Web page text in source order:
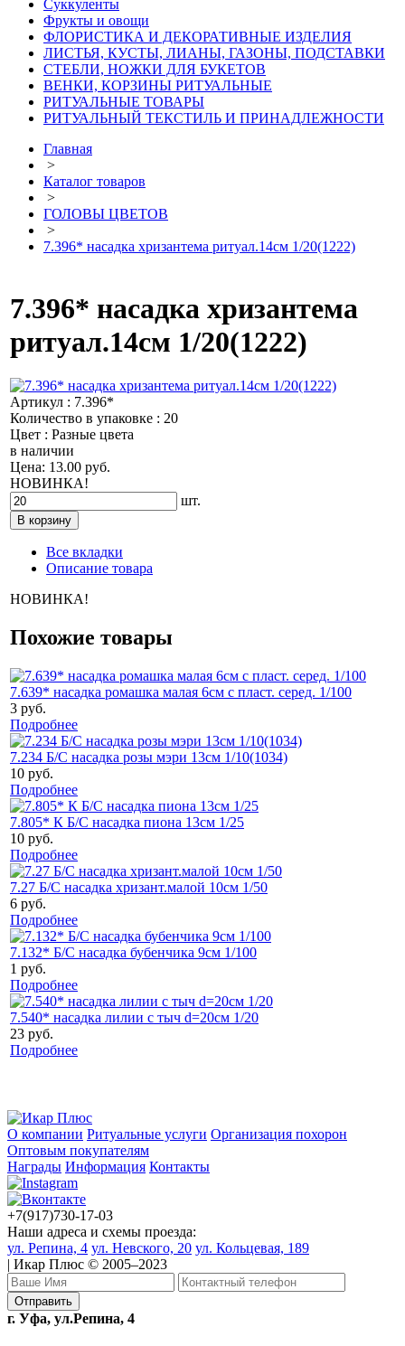
Суккуленты
Фрукты и овощи
ФЛОРИСТИКА И ДЕКОРАТИВНЫЕ ИЗДЕЛИЯ
ЛИСТЬЯ, КУСТЫ, ЛИАНЫ, ГАЗОНЫ, ПОДСТАВКИ
СТЕБЛИ, НОЖКИ ДЛЯ БУКЕТОВ
ВЕНКИ, КОРЗИНЫ РИТУАЛЬНЫЕ
РИТУАЛЬНЫЕ ТОВАРЫ
РИТУАЛЬНЫЙ ТЕКСТИЛЬ И ПРИНАДЛЕЖНОСТИ
Главная
>
Каталог товаров
>
ГОЛОВЫ ЦВЕТОВ
>
7.396* насадка хризантема ритуал.14см 1/20(1222)
7.396* насадка хризантема
ритуал.14см 1/20(1222)
Артикул : 7.396*
Количество в упаковке : 20
Цвет : Разные цвета
в наличии
Цена: 13.00 руб.
НОВИНКА!
шт.
Все вкладки
Описание товара
НОВИНКА!
Похожие товары
7.639* насадка ромашка малая 6см с пласт. серед. 1/100
3 руб.
Подробнее
7.234 Б/С насадка розы мэри 13см 1/10(1034)
10 руб.
Подробнее
7.805* К Б/С насадка пиона 13см 1/25
10 руб.
Подробнее
7.27 Б/С насадка хризант.малой 10см 1/50
6 руб.
Подробнее
7.132* Б/С насадка бубенчика 9см 1/100
1 руб.
Подробнее
7.540* насадка лилии с тыч d=20cм 1/20
23 руб.
Подробнее
О компании Ритуальные услуги Организация похорон
Оптовым покупателям
Награды Информация Контакты
+7(917)730-17-03
Наши адреса и схемы проезда:
ул. Репина, 4 ул. Невского, 20 ул. Кольцевая, 189
| Икар Плюс © 2005–2023
г. Уфа, ул.Репина, 4